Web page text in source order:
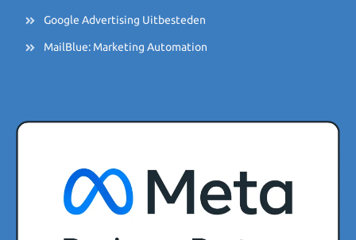
Google Advertising Uitbesteden
MailBlue: Marketing Automation